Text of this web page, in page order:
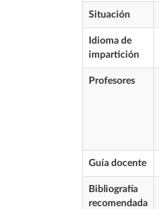
Situación
Idioma de
impartición
Profesores
Guía docente
Bibliografía
recomendada